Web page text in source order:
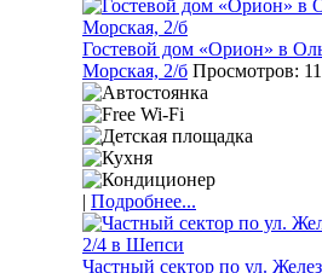
Гостевой дом «Орион» в
Морская, 2/б Просмотров:
| Подробнее...
Частный сектор по ул.